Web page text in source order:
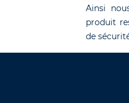
Ainsi
produit
de